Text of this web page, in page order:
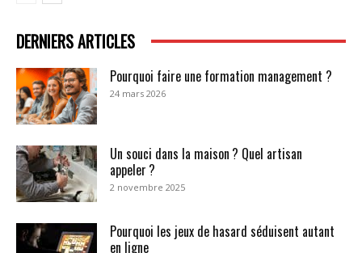
DERNIERS ARTICLES
Pourquoi faire une formation management ?
24 mars 2026
Un souci dans la maison ? Quel artisan
appeler ?
2 novembre 2025
Pourquoi les jeux de hasard séduisent autant
en ligne